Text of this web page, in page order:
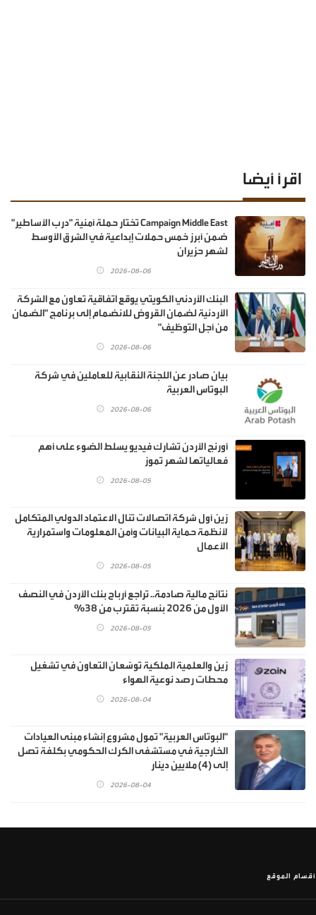
اقرأ أيضا
Campaign Middle East تختار حملة أمنية "درب الأساطير"
ضمن أبرز خمس حملات إبداعية في الشرق الأوسط
لشهر حزيران
2026-08-06
البنك الأردني الكويتي يوقع اتفاقية تعاون مع الشركة
الأردنية لضمان القروض للانضمام إلى برنامج "الضمان
من أجل التوظيف"
2026-08-06
بيان صادر عن اللجنة النقابية للعاملين في شركة
البوتاس العربية
2026-08-06
أورنج الأردن تشارك فيديو يسلط الضوء على أهم
فعالياتها لشهر تموز
2026-08-05
زين أول شركة اتصالات تنال الاعتماد الدولي المتكامل
لأنظمة حماية البيانات وأمن المعلومات واستمرارية
الأعمال
2026-08-05
نتائج مالية صادمة.. تراجع أرباح بنك الأردن في النصف
الأول من 2026 بنسبة تقترب من 38%
2026-08-05
زين والعلمية الملكية توسّعان التعاون في تشغيل
محطات رصد نوعية الهواء
2026-08-04
"البوتاس العربية" تمول مشروع إنشاء مبنى العيادات
الخارجية في مستشفى الكرك الحكومي بكلفة تصل
إلى (4) ملايين دينار
2026-08-04
أقسام الموقع